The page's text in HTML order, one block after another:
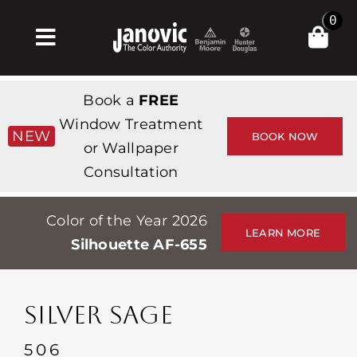
Toggle
Navigation
Products & Services
Κατάστημα
Professionals
Stores
Εκδηλώσεις
0
NEW
Book a FREE
Window Treatment
or Wallpaper
Consultation
BOOK NOW
Color of the Year 2026
Silhouette AF-655
LEARN MORE
SILVER SAGE
506